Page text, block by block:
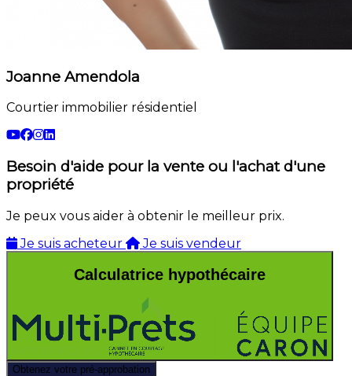
Joanne Amendola
Courtier immobilier résidentiel
Besoin d'aide pour la vente ou l'achat d'une
propriété
Je peux vous aider à obtenir le meilleur prix.
Je suis acheteur
Je suis vendeur
Calculatrice hypothécaire
Obtenez votre pré-approbation